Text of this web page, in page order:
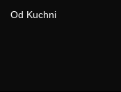
Od Kuchni